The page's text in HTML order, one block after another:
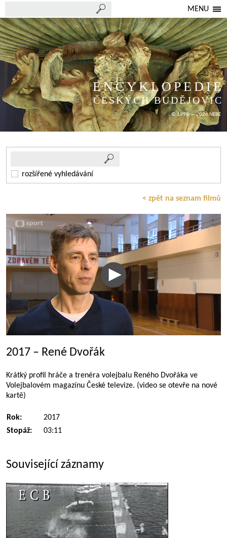
MENU
ENCYKLOPEDIE
ČESKÝCH BUDĚJOVIC
© 1998 — 2026 NEBE
rozšířené vyhledávání
< zpět na seznam filmů
2017 – René Dvořák
Krátký profil hráče a trenéra volejbalu Reného Dvořáka ve
Volejbalovém magazínu České televize. (video se otevře na nové
kartě)
Rok:
2017
Stopáž:
03:11
Související záznamy